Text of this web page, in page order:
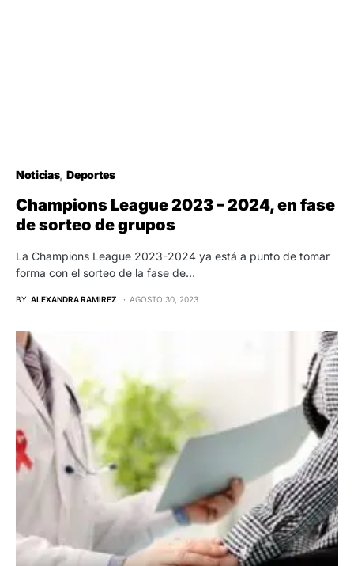
Noticias Deportes
Champions League 2023 – 2024, en fase
de sorteo de grupos
La Champions League 2023-2024 ya está a punto de tomar
forma con el sorteo de la fase de…
BY ALEXANDRA RAMIREZ AGOSTO 30, 2023